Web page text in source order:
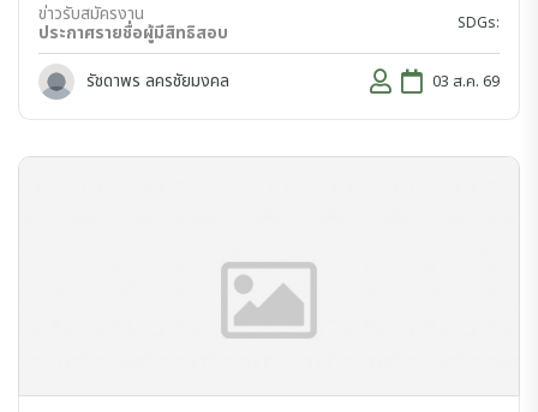
ข่าวรับสมัครงาน
ประกาศรายชื่อผู้มีสิทธิสอบ SDGs:
รัชดาพร ลครชัยมงคล 03 ส.ค. 69